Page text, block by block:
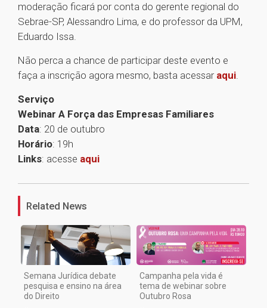
moderação ficará por conta do gerente regional do
Sebrae-SP, Alessandro Lima, e do professor da UPM,
Eduardo Issa.
Não perca a chance de participar deste evento e
faça a inscrição agora mesmo, basta acessar aqui.
Serviço
Webinar A Força das Empresas Familiares
Data: 20 de outubro
Horário: 19h
Links: acesse aqui
Related News
Semana Jurídica debate
pesquisa e ensino na área
do Direito
Campanha pela vida é
tema de webinar sobre
Outubro Rosa